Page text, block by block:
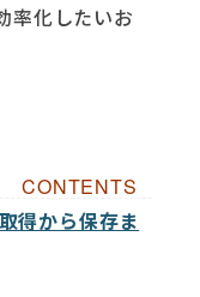
率化したいお
CONTENTS
得から保存ま